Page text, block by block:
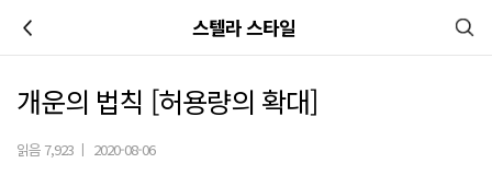
스텔라 스타일
개운의 법칙 [허용량의 확대]
읽음 7,923 | 2020-08-06